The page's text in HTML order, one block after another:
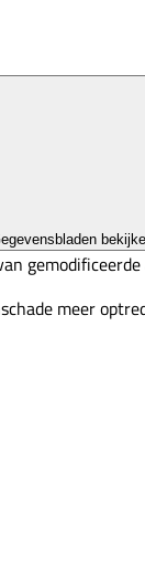
meer